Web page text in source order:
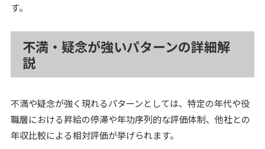
す。
不満・疑念が強いパターンの詳細解
説
不満や疑念が強く現れるパターンとしては、特定の年代や役
職層における昇給の停滞や年功序列的な評価体制、他社との
年収比較による相対評価が挙げられます。